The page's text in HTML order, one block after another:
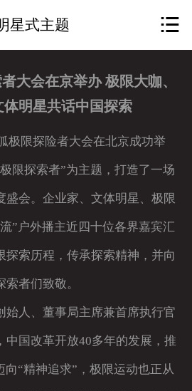
关于我们
作品展示
公司动态
行业资讯
资质荣誉
人才招聘
客户留言
星式主题 
大会在京举办 极限大咖、
体明星共话中国探索
限探险者大会在北京成功举
限探索者”为主题，打造了一场
盛会。企业家、文体明星、极限
”户外播主近四十位各界嘉宾汇
探索历程，传承探索精神，并向
者们致敬。
人、董事局主席兼首席执行官
中国改革开放40多年的发展，推
向“精神追求”，极限运动也正从